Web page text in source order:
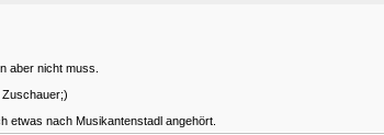
aber nicht muss.
etwas nach Musikantenstadl angehört.